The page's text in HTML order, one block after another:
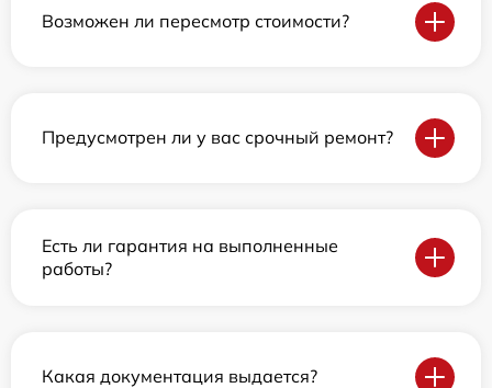
Возможен ли пересмотр стоимости?
Предусмотрен ли у вас срочный ремонт?
Есть ли гарантия на выполненные
работы?
Какая документация выдается?